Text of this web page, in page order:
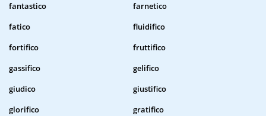
fantastico
farnetico
fatico
fluidifico
fortifico
fruttifico
gassifico
gelifico
giudico
giustifico
glorifico
gratifico